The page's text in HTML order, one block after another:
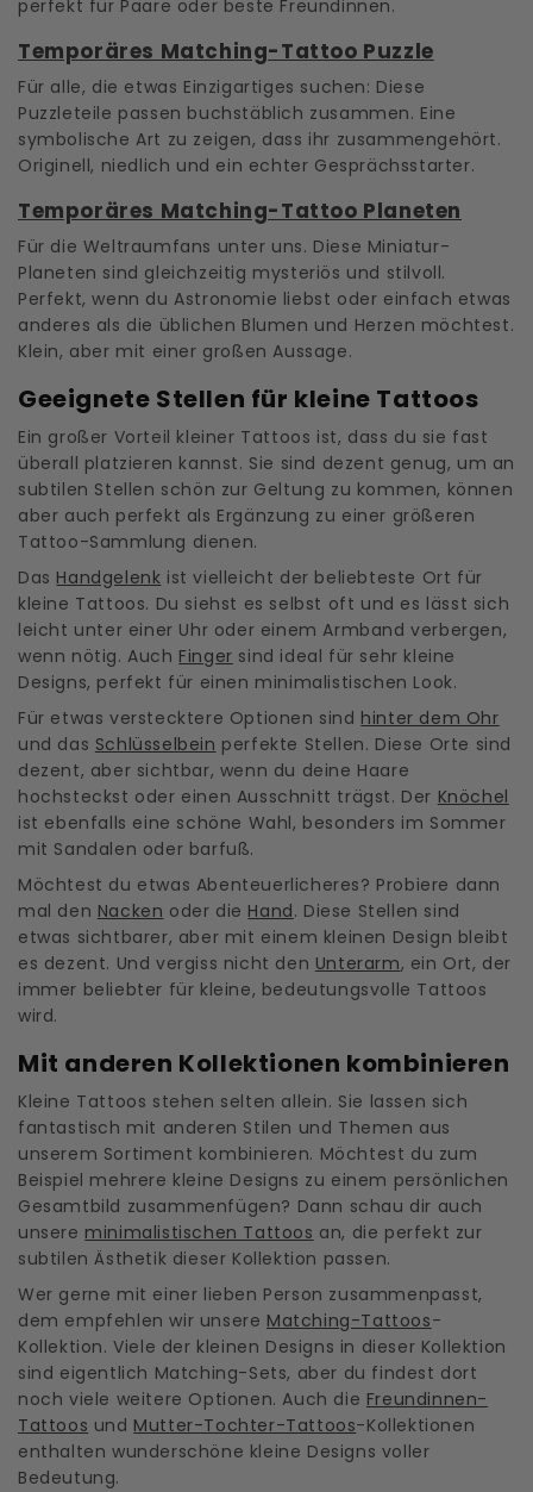
perfekt für Paare oder beste Freundinnen.
Temporäres Matching-Tattoo Puzzle
Für alle, die etwas Einzigartiges suchen: Diese
Puzzleteile passen buchstäblich zusammen. Eine
symbolische Art zu zeigen, dass ihr zusammengehört.
Originell, niedlich und ein echter Gesprächsstarter.
Temporäres Matching-Tattoo Planeten
Für die Weltraumfans unter uns. Diese Miniatur-
Planeten sind gleichzeitig mysteriös und stilvoll.
Perfekt, wenn du Astronomie liebst oder einfach etwas
anderes als die üblichen Blumen und Herzen möchtest.
Klein, aber mit einer großen Aussage.
Geeignete Stellen für kleine Tattoos
Ein großer Vorteil kleiner Tattoos ist, dass du sie fast
überall platzieren kannst. Sie sind dezent genug, um an
subtilen Stellen schön zur Geltung zu kommen, können
aber auch perfekt als Ergänzung zu einer größeren
Tattoo-Sammlung dienen.
Das Handgelenk ist vielleicht der beliebteste Ort für
kleine Tattoos. Du siehst es selbst oft und es lässt sich
leicht unter einer Uhr oder einem Armband verbergen,
wenn nötig. Auch Finger sind ideal für sehr kleine
Designs, perfekt für einen minimalistischen Look.
Für etwas verstecktere Optionen sind hinter dem Ohr
und das Schlüsselbein perfekte Stellen. Diese Orte sind
dezent, aber sichtbar, wenn du deine Haare
hochsteckst oder einen Ausschnitt trägst. Der Knöchel
ist ebenfalls eine schöne Wahl, besonders im Sommer
mit Sandalen oder barfuß.
Möchtest du etwas Abenteuerlicheres? Probiere dann
mal den Nacken oder die Hand. Diese Stellen sind
etwas sichtbarer, aber mit einem kleinen Design bleibt
es dezent. Und vergiss nicht den Unterarm, ein Ort, der
immer beliebter für kleine, bedeutungsvolle Tattoos
wird.
Mit anderen Kollektionen kombinieren
Kleine Tattoos stehen selten allein. Sie lassen sich
fantastisch mit anderen Stilen und Themen aus
unserem Sortiment kombinieren. Möchtest du zum
Beispiel mehrere kleine Designs zu einem persönlichen
Gesamtbild zusammenfügen? Dann schau dir auch
unsere minimalistischen Tattoos an, die perfekt zur
subtilen Ästhetik dieser Kollektion passen.
Wer gerne mit einer lieben Person zusammenpasst,
dem empfehlen wir unsere Matching-Tattoos-
Kollektion. Viele der kleinen Designs in dieser Kollektion
sind eigentlich Matching-Sets, aber du findest dort
noch viele weitere Optionen. Auch die Freundinnen-
Tattoos und Mutter-Tochter-Tattoos-Kollektionen
enthalten wunderschöne kleine Designs voller
Bedeutung.